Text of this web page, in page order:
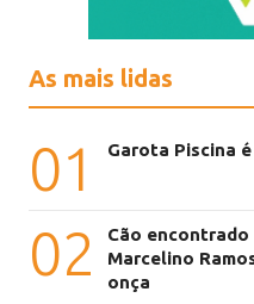
As mais lidas
01 Garota Piscina
02
Cão
Marcelino
onça